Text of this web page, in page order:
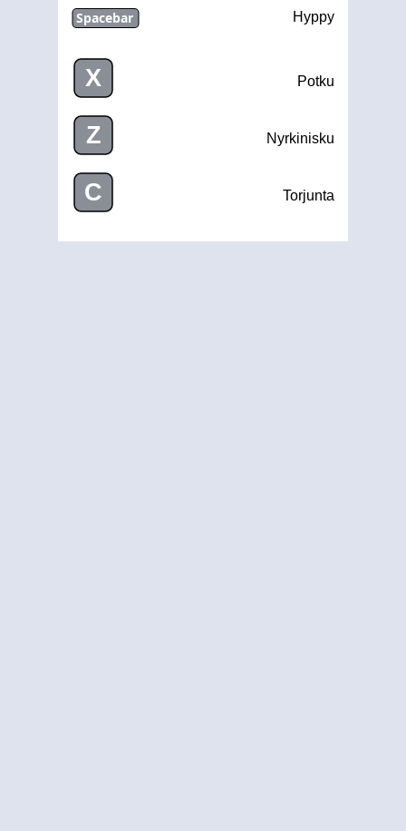
Spacebar Hyppy
X Potku
Z Nyrkinisku
C Torjunta